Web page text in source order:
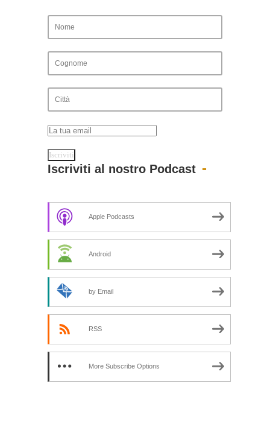
Iscriviti al nostro Podcast
Apple Podcasts
Android
by Email
RSS
More Subscribe Options